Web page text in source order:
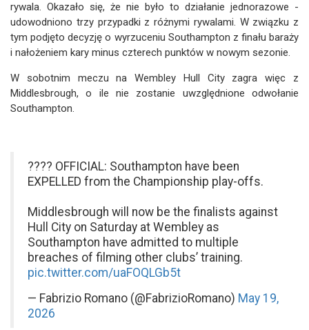
rywala. Okazało się, że nie było to działanie jednorazowe -
udowodniono trzy przypadki z różnymi rywalami. W związku z
tym podjęto decyzję o wyrzuceniu Southampton z finału baraży
i nałożeniem kary minus czterech punktów w nowym sezonie.
W sobotnim meczu na Wembley Hull City zagra więc z
Middlesbrough, o ile nie zostanie uwzględnione odwołanie
Southampton.
???? OFFICIAL: Southampton have been
EXPELLED from the Championship play-offs.
Middlesbrough will now be the finalists against
Hull City on Saturday at Wembley as
Southampton have admitted to multiple
breaches of filming other clubs’ training.
pic.twitter.com/uaFOQLGb5t
— Fabrizio Romano (@FabrizioRomano) May 19,
2026